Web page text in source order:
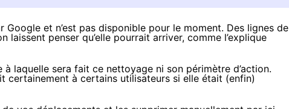
Google et n’est pas disponible pour le moment. Des lignes de
laissent penser qu’elle pourrait arriver, comme l’explique
à laquelle sera fait ce nettoyage ni son périmètre d’action.
certainement à certains utilisateurs si elle était (enfin)